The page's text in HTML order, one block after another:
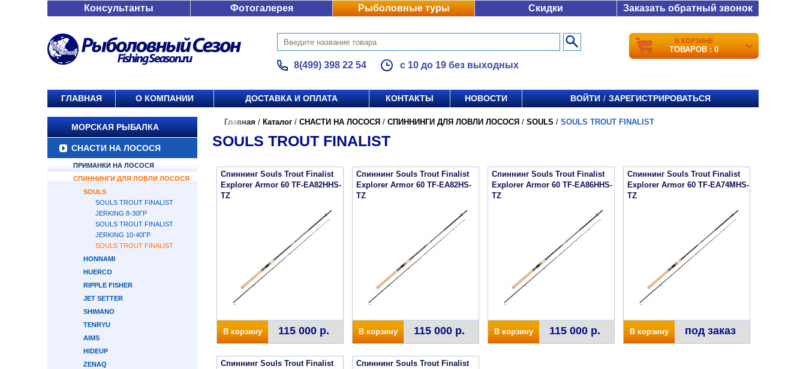
Консультанты Фотогалерея Рыболовные туры Скидки Заказать обратный звонок
8(499) 398 22 54 с 10 до 19 без выходных
В КОРЗИНЕ
ТОВАРОВ : 0
ГЛАВНАЯ О КОМПАНИИ ДОСТАВКА И ОПЛАТА КОНТАКТЫ НОВОСТИ ВОЙТИ / ЗАРЕГИСТРИРОВАТЬСЯ
МОРСКАЯ РЫБАЛКА
СНАСТИ НА ЛОСОСЯ
ПРИМАНКИ НА ЛОСОСЯ
СПИННИНГИ ДЛЯ ЛОВЛИ ЛОСОСЯ
SOULS
SOULS TROUT FINALIST
JERKING 8-30ГР
SOULS TROUT FINALIST
JERKING 10-40ГР
SOULS TROUT FINALIST
HONNAMI
HUERCO
RIPPLE FISHER
JET SETTER
SHIMANO
TENRYU
AIMS
HIDEUP
ZENAQ
Главная / Каталог / СНАСТИ НА ЛОСОСЯ / СПИННИНГИ ДЛЯ ЛОВЛИ ЛОСОСЯ / SOULS / SOULS TROUT FINALIST
SOULS TROUT FINALIST
Спиннинг Souls Trout Finalist
Explorer Armor 60 TF-EA82HHS-
TZ
В корзину 115 000 р.
Спиннинг Souls Trout Finalist
Explorer Armor 60 TF-EA82HS-
TZ
В корзину 115 000 р.
Спиннинг Souls Trout Finalist
Explorer Armor 60 TF-EA86HHS-
TZ
В корзину 115 000 р.
Спиннинг Souls Trout Finalist
Explorer Armor 60 TF-EA74MHS-
TZ
В корзину под заказ
Спиннинг Souls Trout Finalist
Спиннинг Souls Trout Finalist